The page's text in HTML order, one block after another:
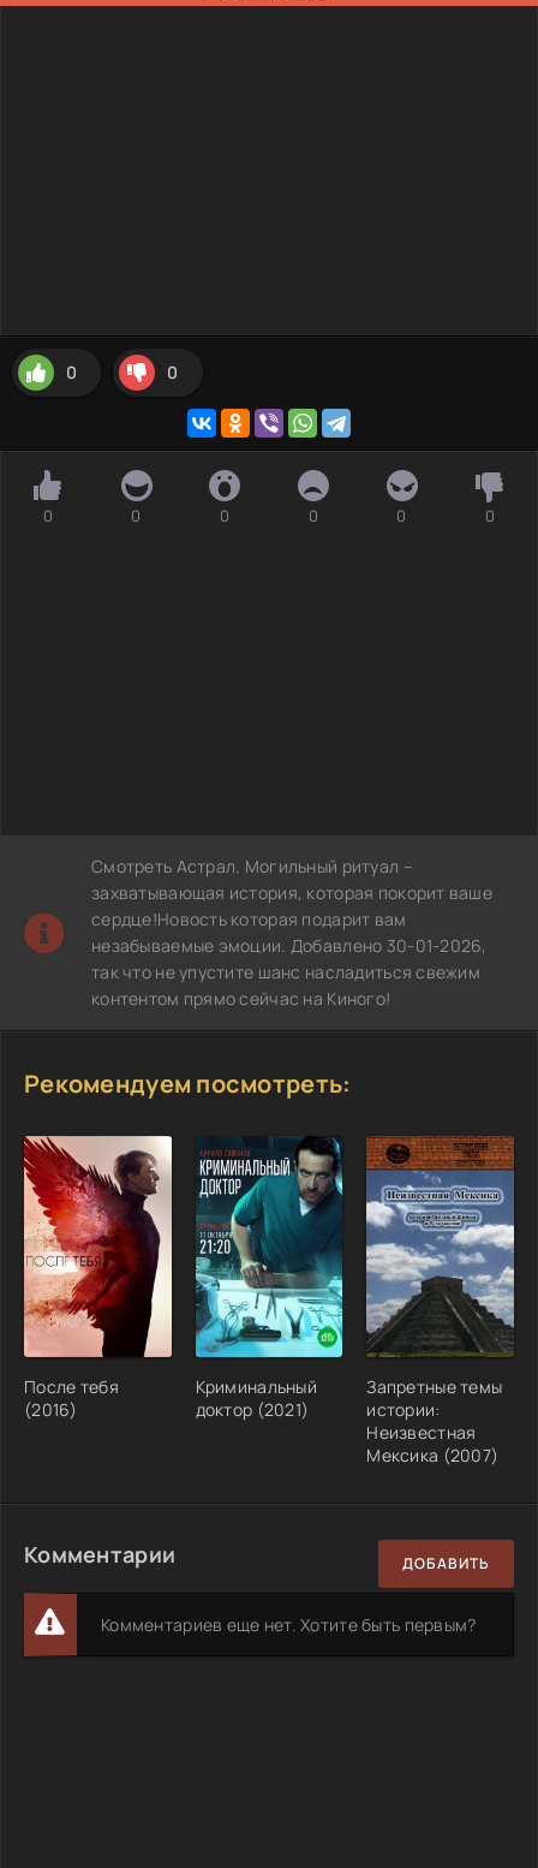
0 0
0 0 0 0 0 0
Смотреть Астрал. Могильный ритуал –
захватывающая история, которая покорит ваше
сердце!Новость которая подарит вам
незабываемые эмоции. Добавлено 30-01-2026,
так что не упустите шанс насладиться свежим
контентом прямо сейчас на Киного!
Рекомендуем посмотреть:
После тебя
(2016)
Криминальный
доктор (2021)
Запретные темы
истории:
Неизвестная
Мексика (2007)
Комментарии ДОБАВИТЬ
Комментариев еще нет. Хотите быть первым?